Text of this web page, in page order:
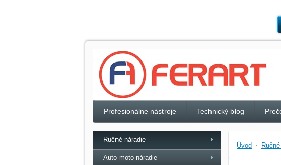
Profesionálne nástroje Technický blog
Úvod
Ručné náradie
Auto-moto náradie